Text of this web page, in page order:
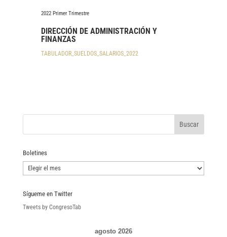
2022 Primer Trimestre
DIRECCIÓN DE ADMINISTRACIÓN Y
FINANZAS
TABULADOR_SUELDOS_SALARIOS_2022
Boletines
Boletines
Sígueme en Twitter
Tweets by CongresoTab
agosto 2026